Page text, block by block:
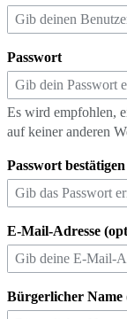
Passwort
Es wird empfohlen,
auf keiner anderen
Passwort bestätigen
E-Mail-Adresse
Bürgerlicher Name